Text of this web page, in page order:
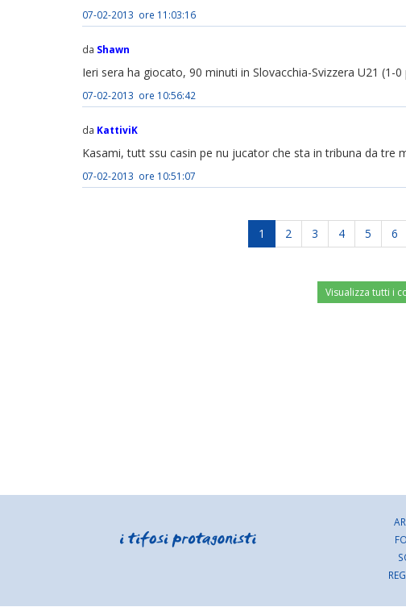
07-02-2013 ore 11:03:16
da Shawn
Ieri sera ha giocato, 90 minuti in Slovacchia-Svizzera U21 (1-0
07-02-2013 ore 10:56:42
da KattiviK
Kasami, tutt ssu casin pe nu jucator che sta in tribuna da tre
07-02-2013 ore 10:51:07
1 2 3 4 5 6
Visualizza tutti i